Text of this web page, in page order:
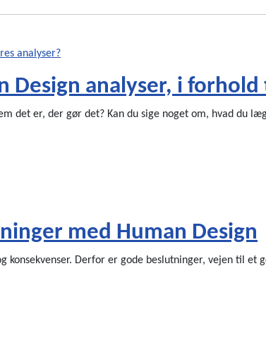
Design analyser, i
det er, der gør det? Kan du sige noget om, hvad du
med Human Design
Derfor er gode beslutninger, vejen til et